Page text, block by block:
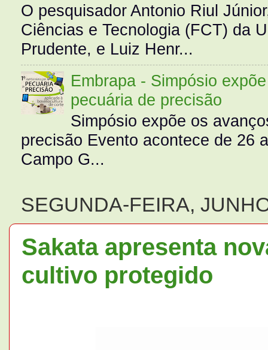
O pesquisador Antonio Riul
Ciências e Tecnologia (FCT) da
Prudente, e Luiz Henr...
Embrapa - Simpósio
pecuária de precisão
Simpósio expõe os
precisão Evento acontece de 26
Campo G...
SEGUNDA-FEIRA,
Sakata apresenta
cultivo protegido